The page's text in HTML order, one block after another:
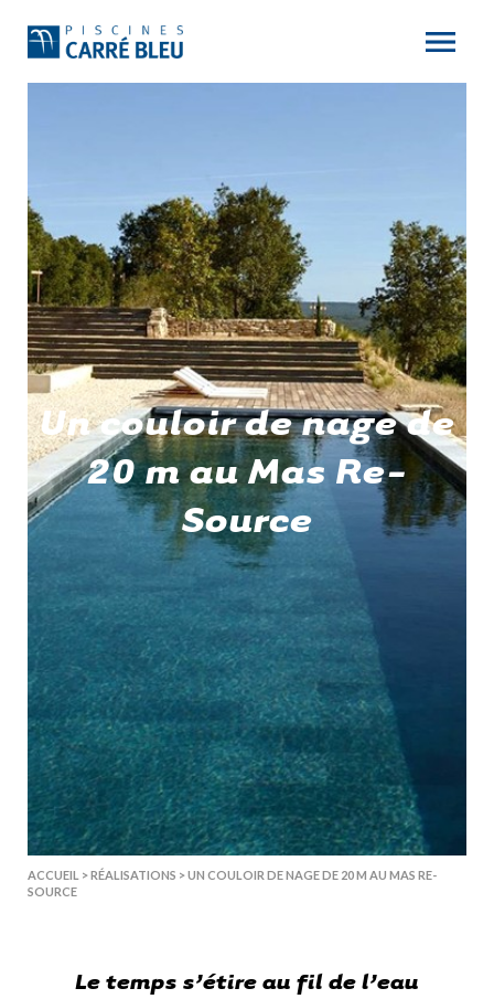
Un couloir de nage de
20 m au Mas Re-
Source
ACCUEIL >RÉALISATIONS >UN COULOIR DE NAGE DE 20 M AU MAS RE-
SOURCE
Le temps s’étire au fil de l’eau